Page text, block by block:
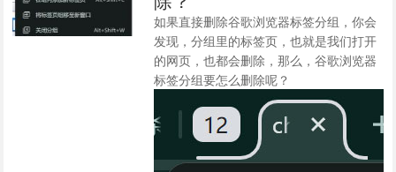
如果直接删除谷歌浏览器标签分组，你会
发现，分组里的标签页，也就是我们打开
的网页，也都会删除，那么，谷歌浏览器
标签分组要怎么删除呢？